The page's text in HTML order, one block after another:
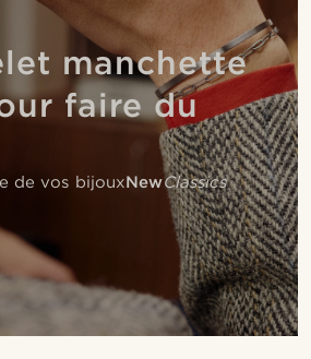
manchette
faire du
de vos bijouxNewClassics